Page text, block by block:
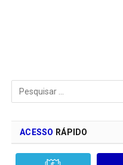
ACESSO RÁPIDO